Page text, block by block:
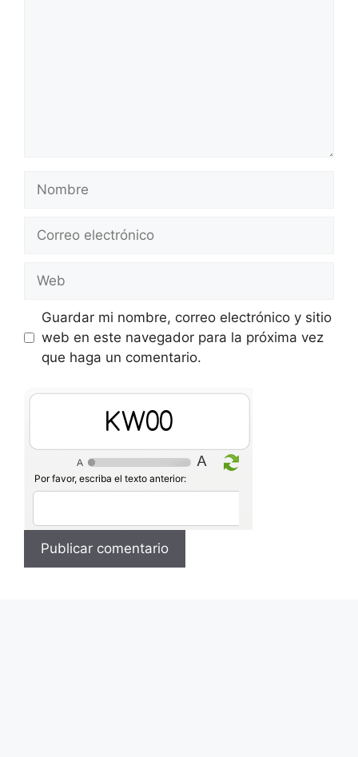
electrónico
Guardar mi nombre, correo electrónico y sitio
web en este navegador para la próxima vez
que haga un comentario.
6Wvv
Por favor, escriba el texto anterior: